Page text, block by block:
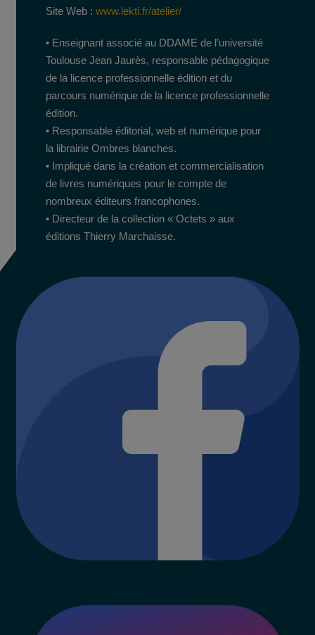
Site Web : www.lekti.fr/atelier/
• Enseignant associé au DDAME de l’université
Toulouse Jean Jaurès, responsable pédagogique
de la licence professionnelle édition et du
parcours numérique de la licence professionnelle
édition.
• Responsable éditorial, web et numérique pour
la librairie Ombres blanches.
• Impliqué dans la création et commercialisation
de livres numériques pour le compte de
nombreux éditeurs francophones.
• Directeur de la collection « Octets » aux
éditions Thierry Marchaisse.